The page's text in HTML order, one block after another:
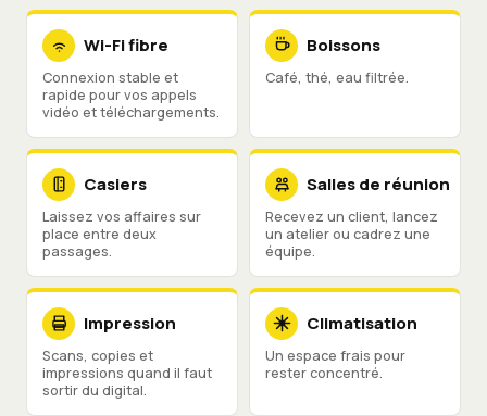
Wi-Fi fibre
Connexion stable et
rapide pour vos appels
vidéo et téléchargements.
Boissons
Café, thé, eau filtrée.
Casiers
Laissez vos affaires sur
place entre deux
passages.
Salles de réunion
Recevez un client, lancez
un atelier ou cadrez une
équipe.
Impression
Scans, copies et
impressions quand il faut
sortir du digital.
Climatisation
Un espace frais pour
rester concentré.